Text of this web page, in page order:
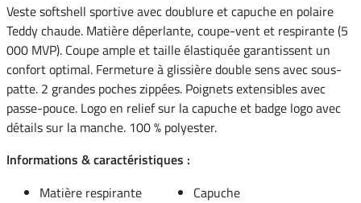
Veste softshell sportive avec doublure et capuche en polaire
Teddy chaude. Matière déperlante, coupe-vent et respirante (5
000 MVP). Coupe ample et taille élastiquée garantissent un
confort optimal. Fermeture à glissière double sens avec sous-
patte. 2 grandes poches zippées. Poignets extensibles avec
passe-pouce. Logo en relief sur la capuche et badge logo avec
détails sur la manche. 100 % polyester.
Informations & caractéristiques :
Matière respirante
Capuche